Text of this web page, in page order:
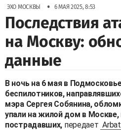
ЭХО МОСКВЫ • 6 МАЯ 2025, 8:53
Последствия
на Москву:
данные
В ночь на 6 мая в
беспилотников,
мэра Сергея Собянина,
упали на жилой дом в
пострадавших, передает